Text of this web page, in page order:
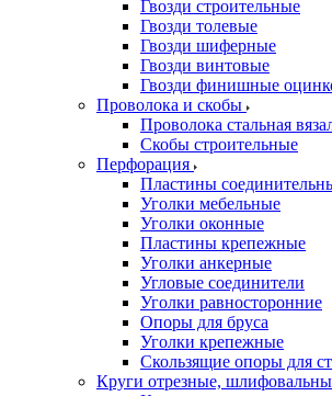
Гвозди строительные
Гвозди толевые
Гвозди шиферные
Гвозди винтовые
Гвозди финишные
Проволока и скобы
Проволока стальная
Скобы строительные
Перфорация
Пластины
Уголки мебельные
Уголки оконные
Пластины крепежные
Уголки анкерные
Угловые соединители
Уголки равносторонние
Опоры для бруса
Уголки крепежные
Скользящие опоры для
Круги отрезные,